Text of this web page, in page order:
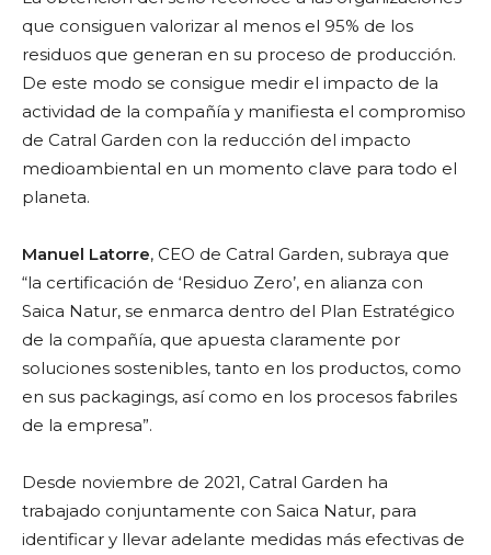
que consiguen valorizar al menos el 95% de los
residuos que generan en su proceso de producción.
De este modo se consigue medir el impacto de la
actividad de la compañía y manifiesta el compromiso
de Catral Garden con la reducción del impacto
medioambiental en un momento clave para todo el
planeta.
Manuel Latorre, CEO de Catral Garden, subraya que
“la certificación de ‘Residuo Zero’, en alianza con
Saica Natur, se enmarca dentro del Plan Estratégico
de la compañía, que apuesta claramente por
soluciones sostenibles, tanto en los productos, como
en sus packagings, así como en los procesos fabriles
de la empresa”.
Desde noviembre de 2021, Catral Garden ha
trabajado conjuntamente con Saica Natur, para
identificar y llevar adelante medidas más efectivas de